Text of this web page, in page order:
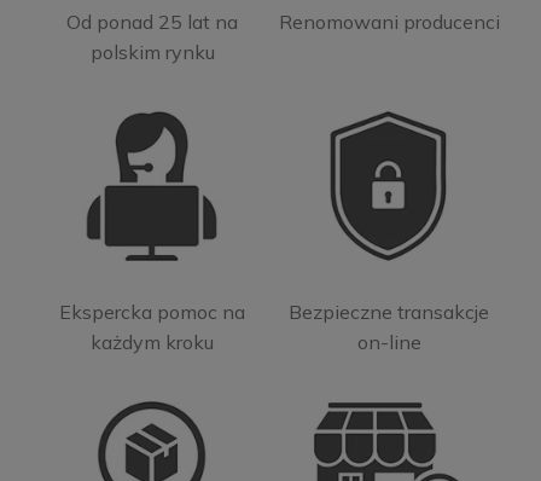
Od ponad 25 lat na
polskim rynku
Renomowani producenci
Ekspercka pomoc na
każdym kroku
Bezpieczne transakcje
on-line